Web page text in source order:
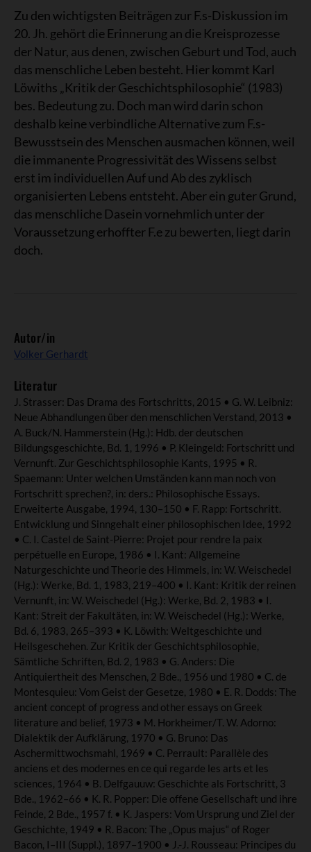
Zu den wichtigsten Beiträgen zur F.s-Diskussion im
20. Jh. gehört die Erinnerung an die Kreisprozesse
der Natur, aus denen, zwischen Geburt und Tod, auch
das menschliche Leben besteht. Hier kommt Karl
Löwiths „Kritik der Geschichtsphilosophie“ (1983)
bes. Bedeutung zu. Doch man wird darin schon
deshalb keine verbindliche Alternative zum F.s-
Bewusstsein des Menschen ausmachen können, weil
die immanente Progressivität des Wissens selbst
erst im individuellen Auf und Ab des zyklisch
organisierten Lebens entsteht. Aber ein guter Grund,
das menschliche Dasein vornehmlich unter der
Voraussetzung erhoffter F.e zu bewerten, liegt darin
doch.
Autor/in
Volker Gerhardt
Literatur
J. Strasser: Das Drama des Fortschritts, 2015 • G. W. Leibniz:
Neue Abhandlungen über den menschlichen Verstand, 2013 •
A. Buck/N. Hammerstein (Hg.): Hdb. der deutschen
Bildungsgeschichte, Bd. 1, 1996 • P. Kleingeld: Fortschritt und
Vernunft. Zur Geschichtsphilosophie Kants, 1995 • R.
Spaemann: Unter welchen Umständen kann man noch von
Fortschritt sprechen?, in: ders.: Philosophische Essays.
Erweiterte Ausgabe, 1994, 130–150 • F. Rapp: Fortschritt.
Entwicklung und Sinngehalt einer philosophischen Idee, 1992
• C. I. Castel de Saint-Pierre: Projet pour rendre la paix
perpétuelle en Europe, 1986 • I. Kant: Allgemeine
Naturgeschichte und Theorie des Himmels, in: W. Weischedel
(Hg.): Werke, Bd. 1, 1983, 219–400 • I. Kant: Kritik der reinen
Vernunft, in: W. Weischedel (Hg.): Werke, Bd. 2, 1983 • I.
Kant: Streit der Fakultäten, in: W. Weischedel (Hg.): Werke,
Bd. 6, 1983, 265–393 • K. Löwith: Weltgeschichte und
Heilsgeschehen. Zur Kritik der Geschichtsphilosophie,
Sämtliche Schriften, Bd. 2, 1983 • G. Anders: Die
Antiquiertheit des Menschen, 2 Bde., 1956 und 1980 • C. de
Montesquieu: Vom Geist der Gesetze, 1980 • E. R. Dodds: The
ancient concept of progress and other essays on Greek
literature and belief, 1973 • M. Horkheimer/T. W. Adorno:
Dialektik der Aufklärung, 1970 • G. Bruno: Das
Aschermittwochsmahl, 1969 • C. Perrault: Parallèle des
anciens et des modernes en ce qui regarde les arts et les
sciences, 1964 • B. Delfgauuw: Geschichte als Fortschritt, 3
Bde., 1962–66 • K. R. Popper: Die offene Gesellschaft und ihre
Feinde, 2 Bde., 1957 f. • K. Jaspers: Vom Ursprung und Ziel der
Geschichte, 1949 • R. Bacon: The „Opus majus“ of Roger
Bacon, I–III (Suppl.), 1897–1900 • J.-J. Rousseau: Principes du